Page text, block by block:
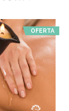
OFERTA